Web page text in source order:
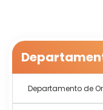
Departamento de